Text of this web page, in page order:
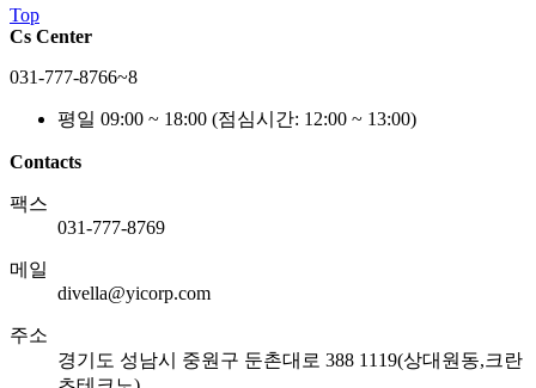
Top
Cs Center
031-777-8766~8
평일 09:00 ~ 18:00 (점심시간: 12:00 ~ 13:00)
Contacts
팩스
031-777-8769
메일
divella@yicorp.com
주소
경기도 성남시 중원구 둔촌대로 388 1119(상대원동,크란